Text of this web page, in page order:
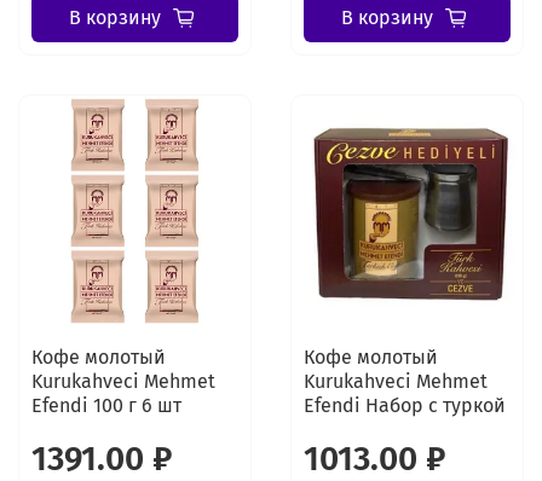
В корзину В корзину
Кофе молотый
Kurukahveci Mehmet
Efendi 100 г 6 шт
1391.00 ₽
Кофе молотый
Kurukahveci Mehmet
Efendi Набор с туркой
1013.00 ₽